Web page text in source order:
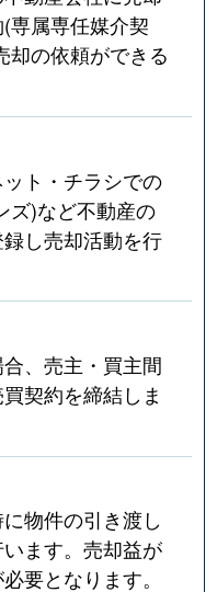
専属専任媒介契
却の依頼ができる
ト・チラシでの
ズ)など不動産の
し売却活動を行
、売主・買主間
契約を締結しま
物件の引き渡し
ます。売却益が
要となります。